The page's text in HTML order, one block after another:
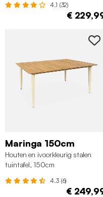
4.1 (32)
€
Maringa 150cm
Houten en ivoorkleurig stalen
tuintafel, 150cm
4.3 (6)
€